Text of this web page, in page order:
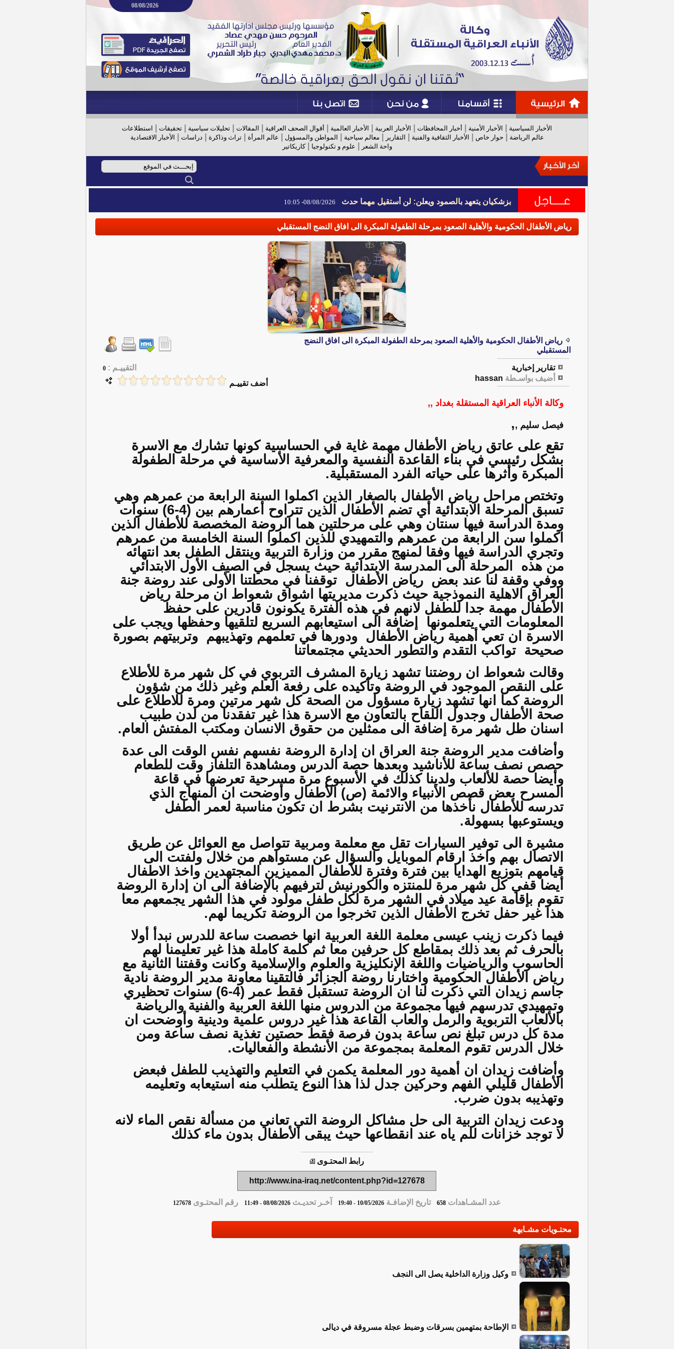
08/08/2026
الأخبار السياسية الأخبار الأمنية أخبار المحافظات الأخبار العربية الأخبار العالمية أقوال الصحف العراقية المقالات تحليلات سياسية تحقيقات
استطلاعات
عالم الرياضة
حوار خاص الأخبار الثقافية والفنية التقارير معالم سياحية المواطن والمسؤول عالم المرأة |تراث وذاكرة دراسات
الأخبار الاقتصادية
واحة الشعر
علوم و تكنولوجيا |كاريكاتير
بزشكيان يتعهد بالصمود ويعلن: لن أستقيل مهما حدث 08/08/2026- 10:05
بزشكيان يتعهد بالصمود ويعلن: لن أستقيل مهما حدث 08/08/2026- 10:05
رياض الأطفال الحكومية والأهلية الصعود بمرحلة الطفولة المبكرة الى افاق النضج المستقبلي
رياض الأطفال الحكومية والأهلية الصعود بمرحلة الطفولة المبكرة الى افاق النضج
المستقبلي
تقارير إخبارية التقييـم : 0
أضيف بواسـطة hassan
أضف تقييـم
وكالة الأنباء العراقية المستقلة بغداد ,,
فيصل سليم ,,
تقع على عاتق رياض الأطفال مهمة غاية في الحساسية كونها تشارك مع الاسرة
بشكل رئيسي في بناء القاعدة النفسية والمعرفية الأساسية في مرحلة الطفولة
المبكرة وأثرها على حياته الفرد المستقبلية.
وتختص مراحل رياض الأطفال بالصغار الذين اكملوا السنة الرابعة من عمرهم وهي
تسبق المرحلة الابتدائية أي تضم الأطفال الذين تتراوح أعمارهم بين (6-4) سنوات
ومدة الدراسة فيها سنتان وهي على مرحلتين هما الروضة المخصصة للأطفال الذين
اكملوا سن الرابعة من عمرهم والتمهيدي للذين اكملوا السنة الخامسة من عمرهم
وتجري الدراسة فيها وفقا لمنهج مقرر من وزارة التربية وينتقل الطفل بعد انتهائه
من هذه
المرحلة الى المدرسة الابتدائية حيث يسجل في الصيف الأول الابتدائي
ووفي وقفة لنا عند بعض رياض الأطفال توقفنا في محطتنا الأولى عند روضة جنة
العراق الاهلية النموذجية حيث ذكرت مديريتها اشواق شعواط ان مرحلة رياض
الأطفال مهمة جدا للطفل لانهم في هذه الفترة يكونون قادرين على حفظ
المعلومات التي يتعلمونها
إضافة الى استيعابهم السريع لتلقيها وحفظها ويجب على
الاسرة ان تعي أهمية رياض الأطفال
ودورها في تعلمهم وتهذيبهم
وتربيتهم بصورة
صحيحة تواكب التقدم والتطور الحديثي مجتمعاتنا
وقالت شعواط ان روضتنا تشهد زيارة المشرف التربوي في كل شهر مرة للأطلاع
على النقص الموجود في الروضة وتأكيده على رفعة العلم وغير ذلك من شؤون
الروضة كما انها تشهد زيارة مسؤول من الصحة كل شهر مرتين ومرة للاطلاع على
صحة الأطفال وجدول اللقاح بالتعاون مع الاسرة هذا غير تفقدنا من لدن طبيب
اسنان طل شهر مرة إضافة الى ممثلين من حقوق الانسان ومكتب المفتش العام.
وأضافت مدير الروضة جنة العراق ان إدارة الروضة نفسهم نفس الوقت الى عدة
حصص نصف ساعة للأناشيد وبعدها حصة الدرس ومشاهدة التلفاز وقت للطعام
وأيضا حصة للألعاب ولدينا كذلك في الأسبوع مرة مسرحية تعرضها في قاعة
المسرح بعض قصص الأنبياء والائمة (ص) الأطفال وأوضحت ان المنهاج الذي
تدرسه للأطفال نأخذها من الانترنيت بشرط ان تكون مناسبة لعمر الطفل
ويستوعبها بسهولة.
مشيرة الى توفير السيارات تقل مع معلمة ومربية تتواصل مع العوائل عن طريق
الاتصال بهم واخذ ارقام الموبايل والسؤال عن مستواهم من خلال ولفتت الى
قيامهم بتوزيع الهدايا بين فترة وفترة للأطفال المميزين المجتهدين واخذ الاطفال
أيضا قفي كل شهر مرة للمنتزه والكورنيش لترفيهم بالإضافة الى ان إدارة الروضة
تقوم بإقامة عيد ميلاد في الشهر مرة لكل طفل مولود في هذا الشهر يجمعهم معا
هذا غير حفل تخرج الأطفال الذين تخرجوا من الروضة تكريما لهم.
فيما ذكرت زينب عيسى معلمة اللغة العربية انها خصصت ساعة للدرس نبدأ أولا
بالحرف ثم بعد ذلك بمقاطع كل حرفين معا ثم كلمة كاملة هذا غير تعليمنا لهم
الحاسوب والرياضيات واللغة الإنكليزية والعلوم والإسلامية وكانت وقفتنا الثانية مع
رياض الأطفال الحكومية واختارنا روضة الجزائر فالتقينا معاونة مدير الروضة نادية
جاسم زيدان التي ذكرت لنا ان الروضة تستقبل فقط عمر ((6-4 سنوات تحظيري
وتمهيدي تدرسهم فيها مجموعة من الدروس منها اللغة العربية والفنية والرياضة
بالألعاب التربوية والرمل والعاب القاعة هذا غير دروس علمية ودينية وأوضحت ان
مدة كل درس تبلغ نص ساعة بدون فرصة فقط حصتين تغذية نصف ساعة ومن
خلال الدرس تقوم المعلمة بمجموعة من الأنشطة والفعاليات.
وأضافت زيدان ان أهمية دور المعلمة يكمن في التعليم والتهذيب للطفل فبعض
الأطفال قليلي الفهم وحركين جدل لذا هذا النوع يتطلب منه استيعابه وتعليمه
وتهذيبه بدون ضرب.
ودعت زيدان التربية الى حل مشاكل الروضة التي تعاني من مسألة نقص الماء لانه
لا توجد خزانات للم ياه عند انقطاعها حيث يبقى الأطفال بدون ماء كذلك
رابط المحتـوى
http://www.ina-iraq.net/content.php?id=127678
عدد المشـاهدات658 تاريخ الإضافـة10/05/2026 - 19:40 آخـر تحديـث08/08/2026 - 11:49 رقم المحتـوى127678
محتـويات مشـابهة
وكيل وزارة الداخلية يصل الى النجف
الإطاحة بمتهمين بسرقات وضبط عجلة مسروقة في ديالى